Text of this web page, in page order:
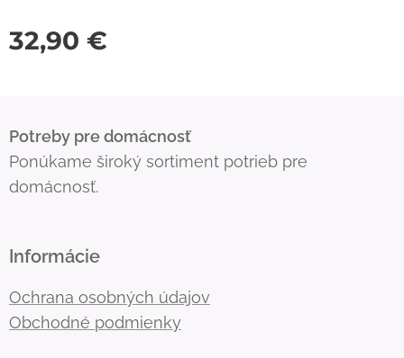
32,90 €
Potreby pre domácnosť
Ponúkame široký sortiment potrieb pre
domácnosť.
Informácie
Ochrana osobných údajov
Obchodné podmienky